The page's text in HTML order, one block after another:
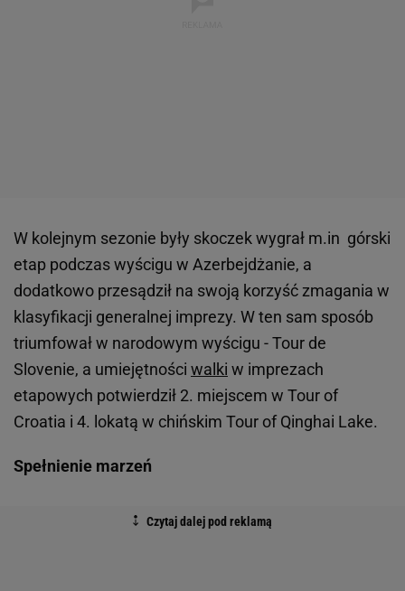
W kolejnym sezonie były skoczek wygrał m.in górski
etap podczas wyścigu w Azerbejdżanie, a
dodatkowo przesądził na swoją korzyść zmagania w
klasyfikacji generalnej imprezy. W ten sam sposób
triumfował w narodowym wyścigu - Tour de
Slovenie, a umiejętności walki w imprezach
etapowych potwierdził 2. miejscem w Tour of
Croatia i 4. lokatą w chińskim Tour of Qinghai Lake.
Spełnienie marzeń